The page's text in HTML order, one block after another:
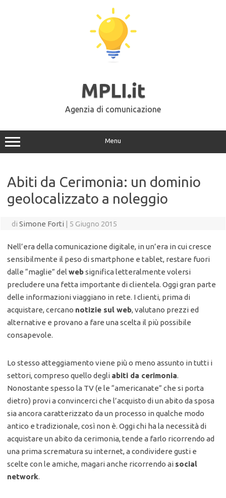
MPLI.it
Agenzia di comunicazione
Menu
Abiti da Cerimonia: un dominio
geolocalizzato a noleggio
di Simone Forti | 5 Giugno 2015
Nell’era della comunicazione digitale, in un’era in cui cresce
sensibilmente il peso di smartphone e tablet, restare fuori
dalle “maglie” del websignifica letteralmente volersi
precludere una fetta importante di clientela. Oggi gran parte
delle informazioni viaggiano in rete. I clienti, prima di
acquistare, cercano notizie sul web, valutano prezzi ed
alternative e provano a fare una scelta il più possibile
consapevole.
Lo stesso atteggiamento viene più o meno assunto in tutti i
settori, compreso quello degli abiti da cerimonia.
Nonostante spesso la TV (e le “americanate” che si porta
dietro) provi a convincerci che l’acquisto di un abito da sposa
sia ancora caratterizzato da un processo in qualche modo
antico e tradizionale, così non è. Oggi chi ha la necessità di
acquistare un abito da cerimonia, tende a farlo ricorrendo ad
una prima scrematura su internet, a condividere gusti e
scelte con le amiche, magari anche ricorrendo ai social
network.